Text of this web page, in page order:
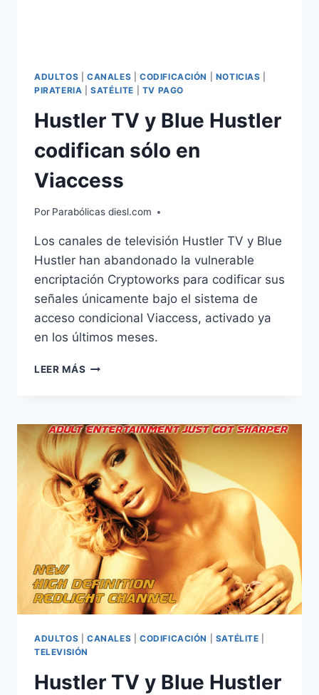
ADULTOS CANALES CODIFICACIÓN NOTICIAS
PIRATERIA |SATÉLITE TV PAGO
Hustler TV y Blue Hustler
codifican sólo en
Viaccess
Por Parabólicas diesl.com
Los canales de televisión Hustler TV y Blue
Hustler han abandonado la vulnerable
encriptación Cryptoworks para codificar sus
señales únicamente bajo el sistema de
acceso condicional Viaccess, activado ya
en los últimos meses.
LEER MÁS HUSTLER
HUSTLER
CODIFICAN
SÓLO
EN
VIACCESS
ADULTOS CANALES CODIFICACIÓN SATÉLITE
TELEVISIÓN
Hustler TV y Blue Hustler